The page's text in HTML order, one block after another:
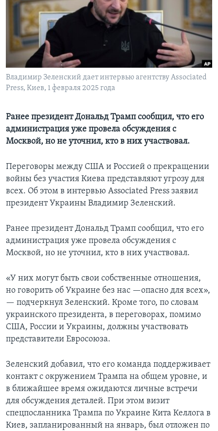
Learning English
СОЦИАЛЬНЫЕ СЕТИ
Языки
Владимир Зеленский дает интервью агентству Associated
Press, Киев, 1 февраля 2025 года
Ранее президент Дональд Трамп сообщил, что его
администрация уже провела обсуждения с
Москвой, но не уточнил, кто в них участвовал.
Переговоры между США и Россией о прекращении
войны без участия Киева представляют угрозу для
всех. Об этом в интервью Associated Press заявил
президент Украины Владимир Зеленский.
Ранее президент Дональд Трамп сообщил, что его
администрация уже провела обсуждения с
Москвой, но не уточнил, кто в них участвовал.
«У них могут быть свои собственные отношения,
но говорить об Украине без нас —опасно для всех»,
— подчеркнул Зеленский. Кроме того, по словам
украинского президента, в переговорах, помимо
США, России и Украины, должны участвовать
представители Евросоюза.
Зеленский добавил, что его команда поддерживает
контакт с окружением Трампа на общем уровне, и
в ближайшее время ожидаются личные встречи
для обсуждения деталей. При этом визит
спецпосланника Трампа по Украине Кита Келлога в
Киев, запланированный на январь, был отложен по